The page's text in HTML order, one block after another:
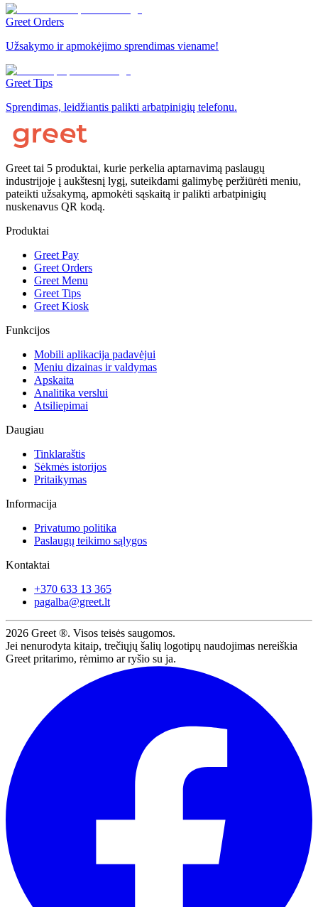
Greet Orders
Užsakymo ir apmokėjimo sprendimas viename!
Greet Tips
Sprendimas, leidžiantis palikti arbatpinigių telefonu.
Greet tai 5 produktai, kurie perkelia aptarnavimą paslaugų
industrijoje į aukštesnį lygį, suteikdami galimybę peržiūrėti meniu,
pateikti užsakymą, apmokėti sąskaitą ir palikti arbatpinigių
nuskenavus QR kodą.
Produktai
Greet Pay
Greet Orders
Greet Menu
Greet Tips
Greet Kiosk
Funkcijos
Mobili aplikacija padavėjui
Meniu dizainas ir valdymas
Apskaita
Analitika verslui
Atsiliepimai
Daugiau
Tinklaraštis
Sėkmės istorijos
Pritaikymas
Informacija
Privatumo politika
Paslaugų teikimo sąlygos
Kontaktai
+370 633 13 365
pagalba@greet.lt
2026 Greet ®. Visos teisės saugomos.
Jei nenurodyta kitaip, trečiųjų šalių logotipų naudojimas nereiškia
Greet pritarimo, rėmimo ar ryšio su ja.